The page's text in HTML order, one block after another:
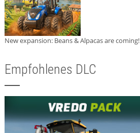
New expansion: Beans & Alpacas are coming!
Empfohlenes DLC